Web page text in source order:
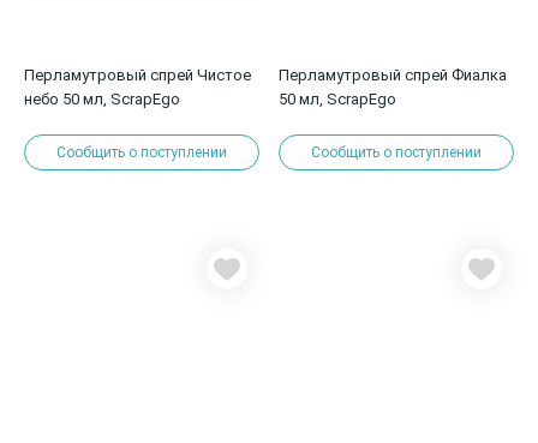
Перламутровый спрей Чистое
небо 50 мл, ScrapEgo
Сообщить о поступлении
Перламутровый спрей Фиалка
50 мл, ScrapEgo
Сообщить о поступлении